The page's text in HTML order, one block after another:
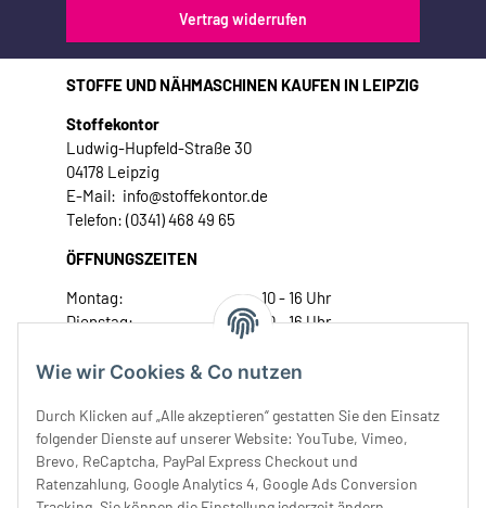
Wie wir Cookies & Co nutzen
Durch Klicken auf „Alle akzeptieren“ gestatten Sie den Einsatz
folgender Dienste auf unserer Website: YouTube, Vimeo,
Brevo, ReCaptcha, PayPal Express Checkout und
Ratenzahlung, Google Analytics 4, Google Ads Conversion
Vertrag widerrufen
STOFFE UND NÄHMASCHINEN KAUFEN IN LEIPZIG
Stoffekontor
Ludwig-Hupfeld-Straße 30
04178 Leipzig
E-Mail: info@stoffekontor.de
Telefon: (0341) 468 49 65
ÖFFNUNGSZEITEN
Montag:
10 - 16 Uhr
Dienstag:
10 - 16 Uhr
Donnerstag:
10 - 18 Uhr
Samstag:
10 - 14 Uhr
Unser Service